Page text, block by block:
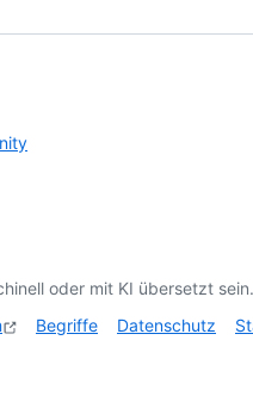
oder mit KI übersetzt sein.
Begriffe Datenschutz